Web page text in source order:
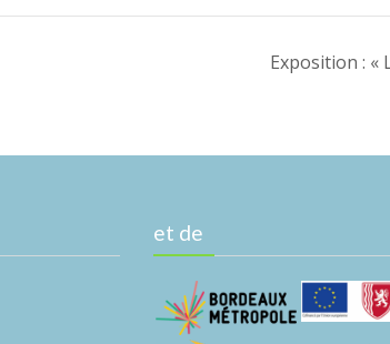
Exposition : «
et de